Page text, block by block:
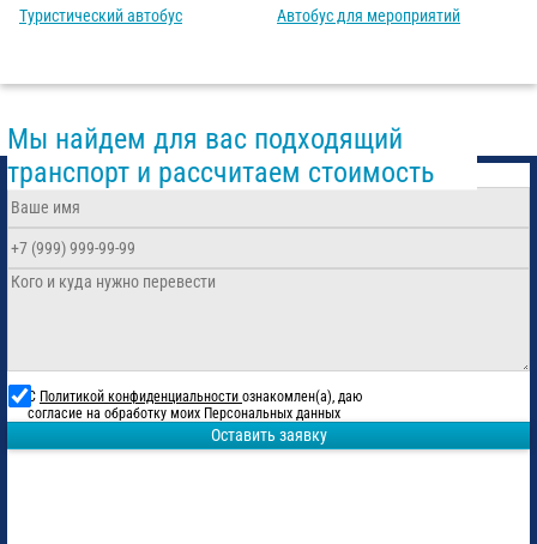
Туристический автобус
Автобус для мероприятий
Мы найдем для вас подходящий
транспорт и рассчитаем стоимость
С Политикой конфиденциальности ознакомлен(а), даю
согласие на обработку моих Персональных данных
Оставить заявку